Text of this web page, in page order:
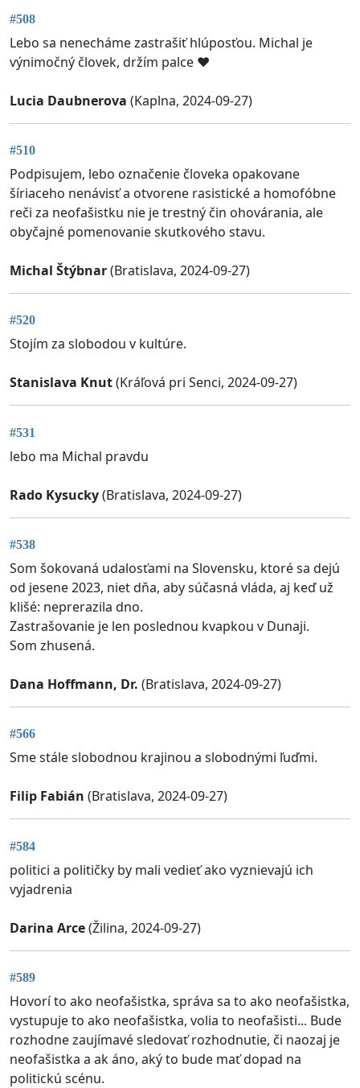
#508
Lebo sa nenecháme zastrašiť hlúposťou. Michal je
výnimočný človek, držím palce ❤️
Lucia Daubnerova (Kaplna, 2024-09-27)
#510
Podpisujem, lebo označenie človeka opakovane
šíriaceho nenávisť a otvorene rasistické a homofóbne
reči za neofašistku nie je trestný čin ohovárania, ale
obyčajné pomenovanie skutkového stavu.
Michal Štýbnar(Bratislava, 2024-09-27)
#520
Stojím za slobodou v kultúre.
Stanislava Knut(Kráľová pri Senci, 2024-09-27)
#531
lebo ma Michal pravdu
Rado Kysucky(Bratislava, 2024-09-27)
#538
Som šokovaná udalosťami na Slovensku, ktoré sa dejú
od jesene 2023, niet dňa, aby súčasná vláda, aj keď už
klišé: neprerazila dno.
Zastrašovanie je len poslednou kvapkou v Dunaji.
Som zhusená.
Dana Hoffmann, Dr. (Bratislava, 2024-09-27)
#566
Sme stále slobodnou krajinou a slobodnými ľuďmi.
Filip Fabián (Bratislava, 2024-09-27)
#584
politici a političky by mali vedieť ako vyznievajú ich
vyjadrenia
Darina Arce(Žilina, 2024-09-27)
#589
Hovorí to ako neofašistka, správa sa to ako neofašistka,
vystupuje to ako neofašistka, volia to neofašisti... Bude
rozhodne zaujímavé sledovať rozhodnutie, či naozaj je
neofašistka a ak áno, aký to bude mať dopad na
politickú scénu.